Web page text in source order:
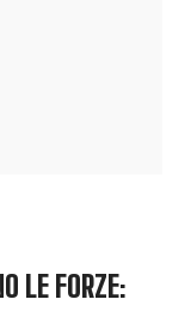
LE FORZE: